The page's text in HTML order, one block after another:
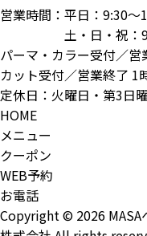
営業時間：平日：9:30～
土・日・祝：
パーマ・カラー受付／
カット受付／営業終了 1
定休日：火曜日・第3日
HOME
メニュー
クーポン
WEB予約
お電話
Copyright © 2026 MASA